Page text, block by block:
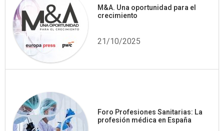
M&A. Una oportunidad para el
crecimiento
21/10/2025
Foro Profesiones Sanitarias: La
profesión médica en España